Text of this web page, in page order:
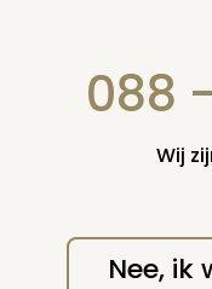
van
donderdag
088
Wij
Nee, ik